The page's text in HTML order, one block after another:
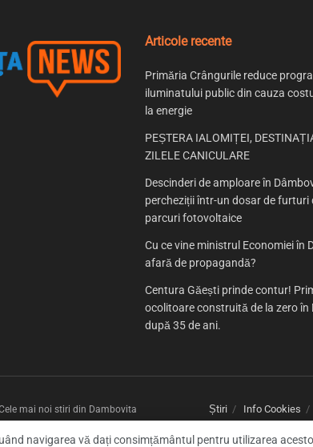
Articole recente
Primăria Crângurile reduce
iluminatului public din cauza
la energie
PEȘTERA IALOMIȚEI,
ZILELE CANICULARE
Descinderi de amploare în
percheziții într-un dosar de furturi
parcuri fotovoltaice
Cu ce vine ministrul Economiei în
afară de propagandă?
Centura Găești prinde contur!
ocolitoare construită de la zero în
după 35 de ani.
Știri Info Cookies
mai noi stiri din Dambovita
navigarea vă dați consimțământul pentru utilizarea